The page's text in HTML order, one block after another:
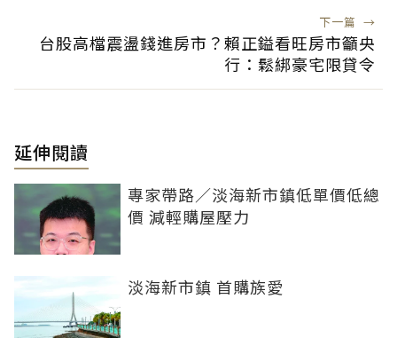
下一篇 →
台股高檔震盪錢進房市？賴正鎰看旺房市籲央
行：鬆綁豪宅限貸令
延伸閱讀
專家帶路／淡海新市鎮低單價低總
價 減輕購屋壓力
淡海新市鎮 首購族愛